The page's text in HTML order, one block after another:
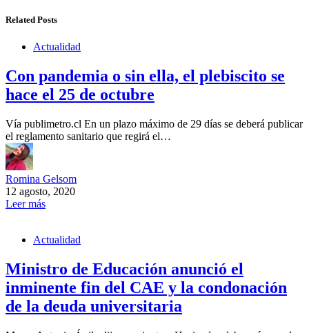
Related Posts
Actualidad
Con pandemia o sin ella, el plebiscito se
hace el 25 de octubre
Vía publimetro.cl En un plazo máximo de 29 días se deberá publicar
el reglamento sanitario que regirá el…
Romina Gelsom
12 agosto, 2020
Leer más
Actualidad
Ministro de Educación anunció el
inminente fin del CAE y la condonación
de la deuda universitaria